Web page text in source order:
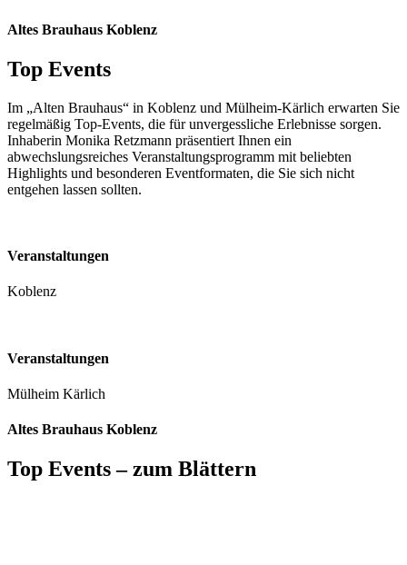
Altes Brauhaus Koblenz
Top Events
Im „Alten Brauhaus“ in Koblenz und Mülheim-Kärlich erwarten Sie
regelmäßig Top-Events, die für unvergessliche Erlebnisse sorgen.
Inhaberin Monika Retzmann präsentiert Ihnen ein
abwechslungsreiches Veranstaltungsprogramm mit beliebten
Highlights und besonderen Eventformaten, die Sie sich nicht
entgehen lassen sollten.
Veranstaltungen
Koblenz
Veranstaltungen
Mülheim Kärlich
Altes Brauhaus Koblenz
Top Events – zum Blättern